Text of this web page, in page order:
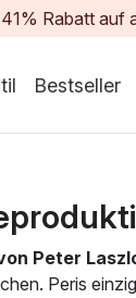
41% Rabatt auf
Bestseller
Peter
Peris